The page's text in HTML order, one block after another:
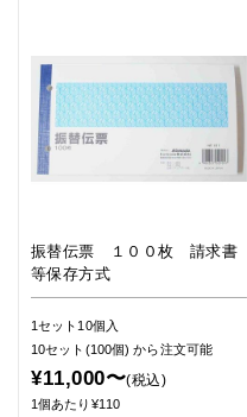
振替伝票 １００枚 請求書
等保存方式
1セット10個入
10セット(100個)から注文可能
¥11,000〜(税込)
1個あたり¥110